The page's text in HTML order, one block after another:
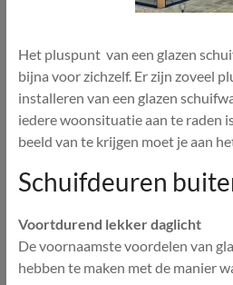
Het pluspunt van een glazen
bijna voor zichzelf. Er zijn zoveel
installeren van een glazen
iedere woonsituatie aan te raden
beeld van te krijgen moet je aan
Schuifdeuren
Voortdurend lekker daglicht
De voornaamste voordelen van
hebben te maken met de manier